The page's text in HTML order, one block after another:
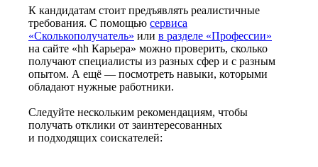
К кандидатам стоит предъявлять реалистичные
требования. С помощью сервиса
«Сколькополучатель» или в разделе «Профессии»
на сайте «hh Карьера» можно проверить, сколько
получают специалисты из разных сфер и с разным
опытом. А ещё — посмотреть навыки, которыми
обладают нужные работники.
Следуйте нескольким рекомендациям, чтобы
получать отклики от заинтересованных
и подходящих соискателей: